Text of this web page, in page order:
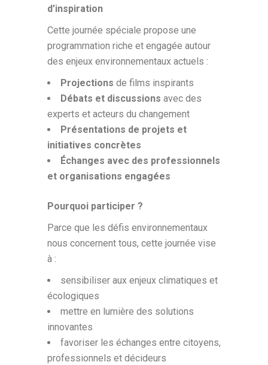
d’inspiration
Cette journée spéciale propose une
programmation riche et engagée autour
des enjeux environnementaux actuels :
Projections de films inspirants
Débats et discussions avec des
experts et acteurs du changement
Présentations de projets et
initiatives concrètes
Échanges avec des professionnels
et organisations engagées
Pourquoi participer ?
Parce que les défis environnementaux
nous concernent tous, cette journée vise
à :
sensibiliser aux enjeux climatiques et
écologiques
mettre en lumière des solutions
innovantes
favoriser les échanges entre citoyens,
professionnels et décideurs